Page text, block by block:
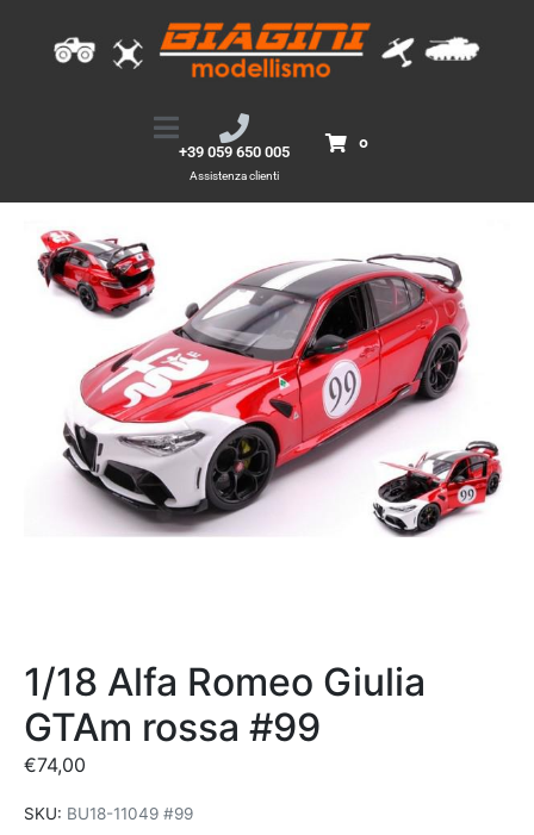
+39 059 650 005
Assistenza clienti
0
Home
Prodotti
1/18 Alfa Romeo Giulia GTAm rossa #99
1/18 Alfa Romeo Giulia
GTAm rossa #99
€74,00
SKU: BU18-11049 #99